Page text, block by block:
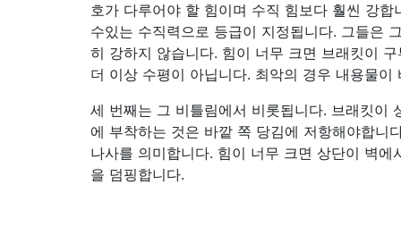
호가 다루어야 할 힘이며 수직 힘보다 훨씬 강합
수있는 수직력으로 등급이 지정됩니다. 그들은
히 강하지 않습니다. 힘이 너무 크면 브래킷이
더 이상 수평이 아닙니다. 최악의 경우 내용물이
세 번째는 그 비틀림에서 비롯됩니다. 브래킷이
에 부착하는 것은 바깥 쪽 당김에 저항해야합니
나사를 의미합니다. 힘이 너무 크면 상단이 벽에
을 덤핑합니다.